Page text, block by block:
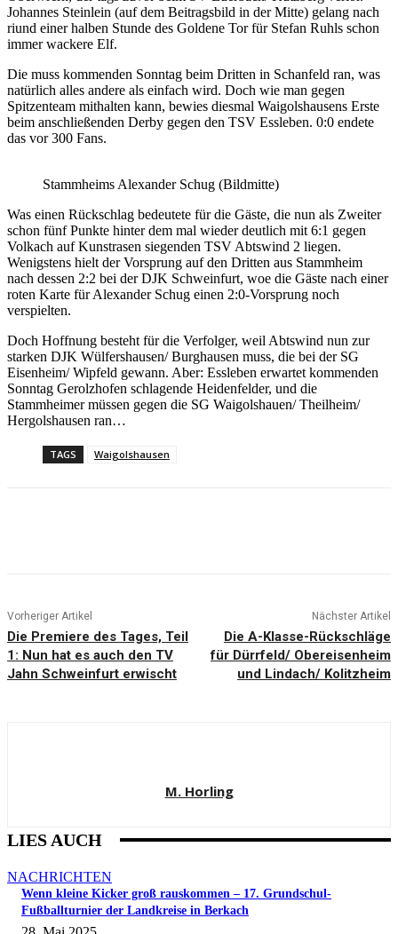
Johannes Steinlein (auf dem Beitragsbild in der Mitte) gelang nach
riund einer halben Stunde des Goldene Tor für Stefan Ruhls schon
immer wackere Elf.
Die muss kommenden Sonntag beim Dritten in Schanfeld ran, was
natürlich alles andere als einfach wird. Doch wie man gegen
Spitzenteam mithalten kann, bewies diesmal Waigolshausens Erste
beim anschließenden Derby gegen den TSV Essleben. 0:0 endete
das vor 300 Fans.
Stammheims Alexander Schug (Bildmitte)
Was einen Rückschlag bedeutete für die Gäste, die nun als Zweiter
schon fünf Punkte hinter dem mal wieder deutlich mit 6:1 gegen
Volkach auf Kunstrasen siegenden TSV Abtswind 2 liegen.
Wenigstens hielt der Vorsprung auf den Dritten aus Stammheim
nach dessen 2:2 bei der DJK Schweinfurt, woe die Gäste nach einer
roten Karte für Alexander Schug einen 2:0-Vorsprung noch
verspielten.
Doch Hoffnung besteht für die Verfolger, weil Abtswind nun zur
starken DJK Wülfershausen/ Burghausen muss, die bei der SG
Eisenheim/ Wipfeld gewann. Aber: Essleben erwartet kommenden
Sonntag Gerolzhofen schlagende Heidenfelder, und die
Stammheimer müssen gegen die SG Waigolshauen/ Theilheim/
Hergolshausen ran…
TAGS Waigolshausen
Vorheriger Artikel
Die Premiere des Tages, Teil
1: Nun hat es auch den TV
Jahn Schweinfurt erwischt
Nächster Artikel
Die A-Klasse-Rückschläge
für Dürrfeld/ Obereisenheim
und Lindach/ Kolitzheim
M. Horling
LIES AUCH
NACHRICHTEN
Wenn kleine Kicker groß rauskommen – 17. Grundschul-
Fußballturnier der Landkreise in Berkach